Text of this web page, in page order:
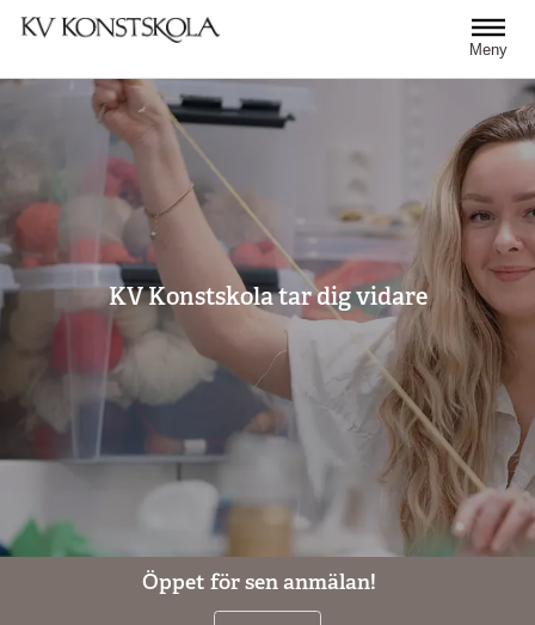
Meny
KV Konstskola tar dig vidare
Öppet för sen anmälan!